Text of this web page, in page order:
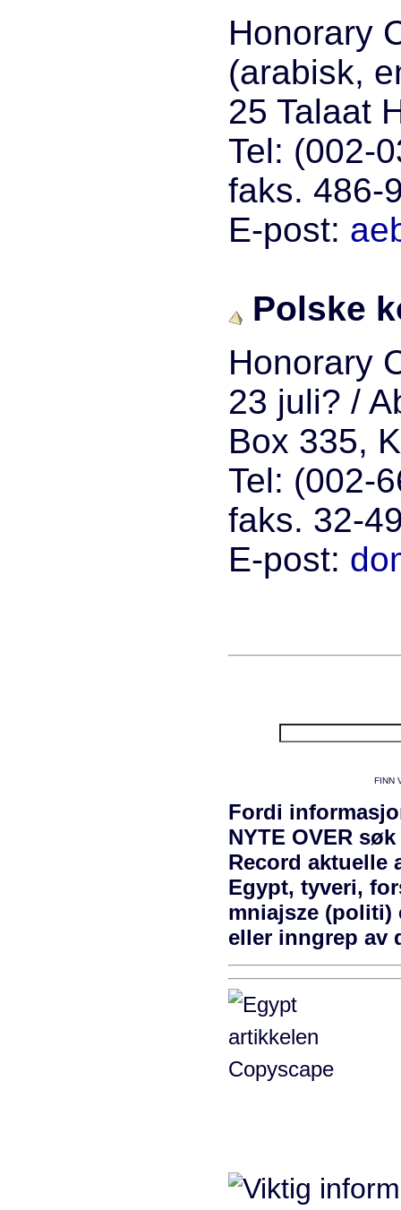
Honorary
(arabisk,
25 Talaat
Tel: (002-
faks. 486-
E-post:
Polske
Honorary
23 juli? /
Box 335,
Tel: (002-
faks. 32-
E-post:
FINN
Fordi
NYTE OVER
Record aktuelle
Egypt, tyveri,
mniajsze (politi)
eller inngrep av